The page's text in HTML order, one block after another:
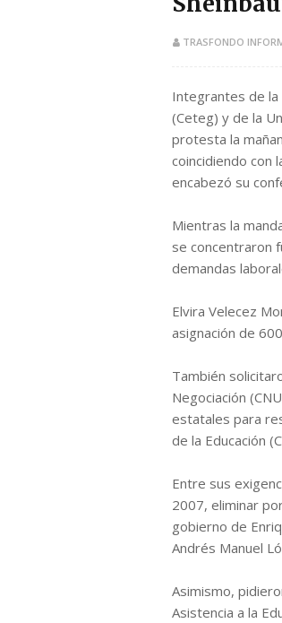
TRASFONDO
Integrantes de la
(Ceteg) y de la
protesta la
coincidiendo con
encabezó su
Mientras la
se concentraron
demandas
Elvira Velecez
asignación de
También
Negociación
estatales para
de la Educación
Entre sus
2007, eliminar
gobierno de
Andrés Manuel
Asimismo,
Asistencia a la